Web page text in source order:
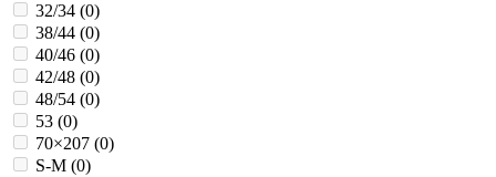
32/34 (0)
38/44 (0)
40/46 (0)
42/48 (0)
48/54 (0)
53 (0)
70×207 (0)
S-M (0)